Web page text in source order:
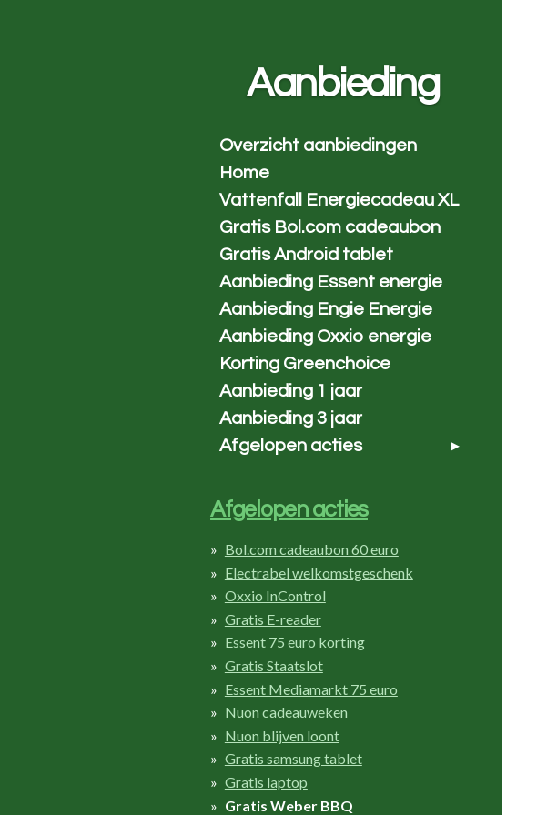
Aanbieding
Overzicht aanbiedingen
Home
Vattenfall Energiecadeau XL
Gratis Bol.com cadeaubon
Gratis Android tablet
Aanbieding Essent energie
Aanbieding Engie Energie
Aanbieding Oxxio energie
Korting Greenchoice
Aanbieding 1 jaar
Aanbieding 3 jaar
Afgelopen acties
Afgelopen acties
Bol.com cadeaubon 60 euro
Electrabel welkomstgeschenk
Oxxio InControl
Gratis E-reader
Essent 75 euro korting
Gratis Staatslot
Essent Mediamarkt 75 euro
Nuon cadeauweken
Nuon blijven loont
Gratis samsung tablet
Gratis laptop
Gratis Weber BBQ